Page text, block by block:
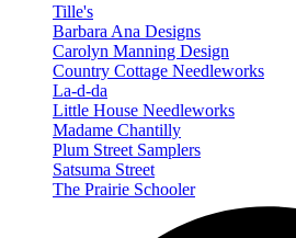
Tille's
Barbara Ana Designs
Carolyn Manning Design
Country Cottage Needleworks
La-d-da
Little House Needleworks
Madame Chantilly
Plum Street Samplers
Satsuma Street
The Prairie Schooler